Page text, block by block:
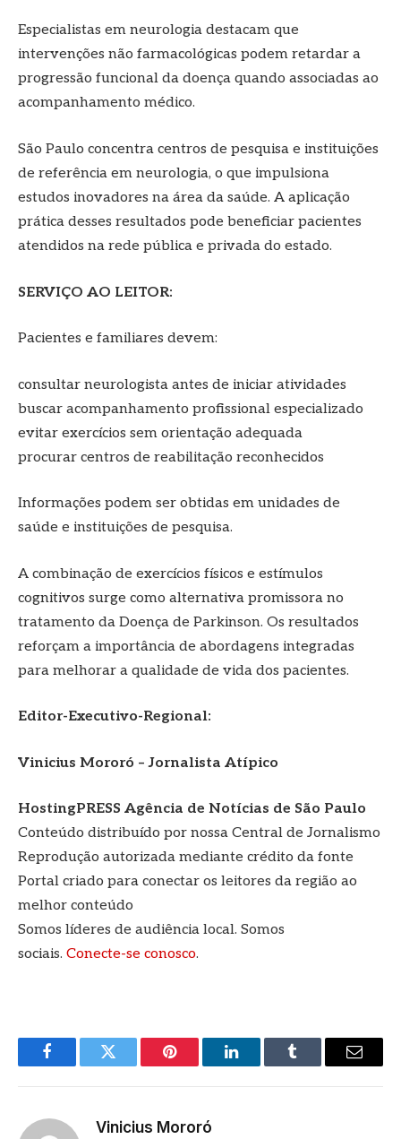
Especialistas em neurologia destacam que
intervenções não farmacológicas podem retardar a
progressão funcional da doença quando associadas ao
acompanhamento médico.
São Paulo concentra centros de pesquisa e instituições
de referência em neurologia, o que impulsiona
estudos inovadores na área da saúde. A aplicação
prática desses resultados pode beneficiar pacientes
atendidos na rede pública e privada do estado.
SERVIÇO AO LEITOR:
Pacientes e familiares devem:
consultar neurologista antes de iniciar atividades
buscar acompanhamento profissional especializado
evitar exercícios sem orientação adequada
procurar centros de reabilitação reconhecidos
Informações podem ser obtidas em unidades de
saúde e instituições de pesquisa.
A combinação de exercícios físicos e estímulos
cognitivos surge como alternativa promissora no
tratamento da Doença de Parkinson. Os resultados
reforçam a importância de abordagens integradas
para melhorar a qualidade de vida dos pacientes.
Editor-Executivo-Regional:
Vinicius Mororó – Jornalista Atípico
HostingPRESS Agência de Notícias de São Paulo
Conteúdo distribuído por nossa Central de Jornalismo
Reprodução autorizada mediante crédito da fonte
Portal criado para conectar os leitores da região ao
melhor conteúdo
Somos líderes de audiência local. Somos
sociais. Conecte-se conosco.
FacebookTwitter Pinterest LinkedInTumblr
E-
Vinicius Mororó